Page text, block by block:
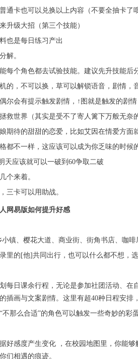
通卡也可以兑换以上内容（不要全抽卡了哦
升级大招（第三个技能）
也是每日练习产出
解。
每个角色都去试验技能。建议先升技能后
的，不可以换，草可以解锁语音，剧情，
尔会有提示触发剧情，↑图就是触发的剧情
救世界（其实是受不了寄人篱下万般无奈
期待的甜甜的恋爱，比如艾因在情爱方面
都不一样，这应该可以成为你乏味的时候
天应该就可以一破到60争取二破
个来着。
三卡可以用助战。
网易版如何提升好感
小镇、樱花大道、商业街、街角书店、咖
里的[他]共同出行，也可以什么都不想，
每日课余行程，无论是参加社团活动、在
插画与文案剧情。这里有超40种日程安排
不那么合适”的角色可以触发一些奇妙的彩
好感度产生变化 ，在校园地图里，你能
们相遇的痕迹。